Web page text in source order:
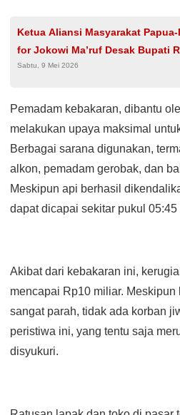
Ketua Aliansi Masyarakat
for Jokowi Ma’ruf Desak Bupati
Bayar Hak Ulayat Dermaga Foley
Sabtu, 9 Mei 2026
Pemadam kebakaran, dibantu
melakukan upaya maksimal
Berbagai sarana digunakan,
alkon, pemadam gerobak, dan
Meskipun api berhasil
dapat dicapai sekitar pukul 05:45
Akibat dari kebakaran ini,
mencapai Rp10 miliar.
sangat parah, tidak ada korban
peristiwa ini, yang tentu saja
disyukuri.